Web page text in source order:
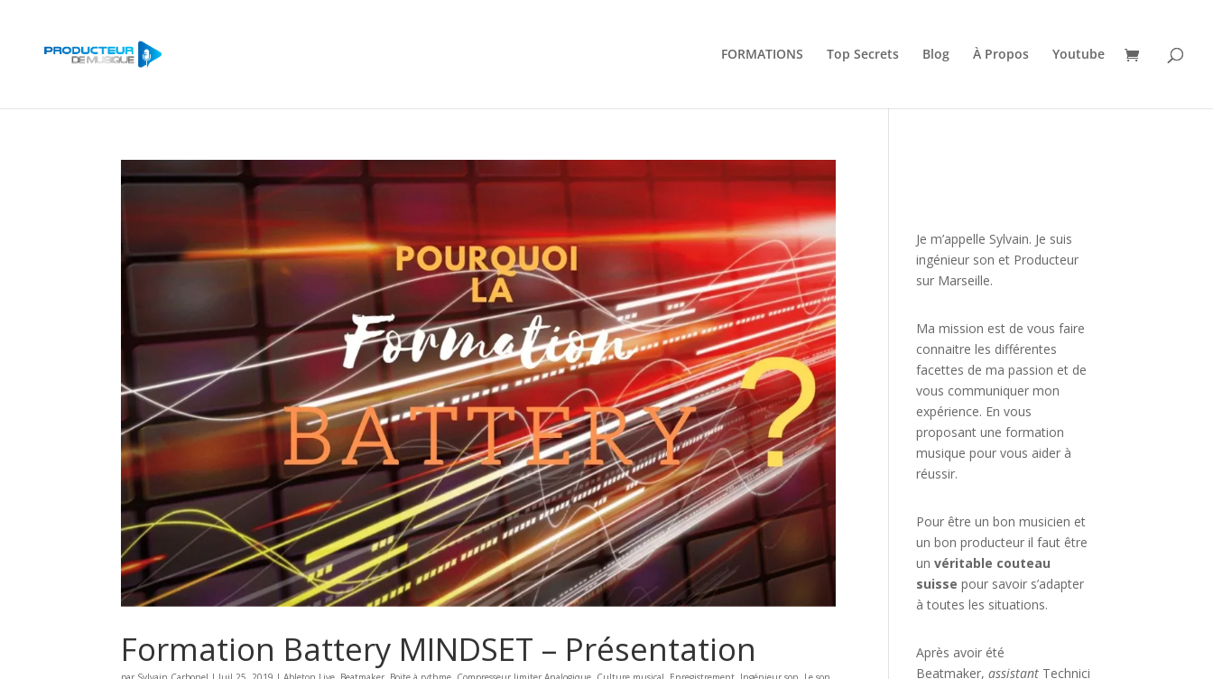
FORMATIONS Top Secrets Blog À Propos Youtube
Formation Battery MINDSET – Présentation
Je m’appelle Sylvain. Je suis
ingénieur son et Producteur
sur Marseille.
Ma mission est de vous faire
connaitre les différentes
facettes dema passion et de
vous communiquer mon
expérience. En vous
proposant une formation
musique pour vous aider à
réussir.
Pour être un bon musicien et
un bon producteur il faut être
unvéritable couteau
suisse pour savoir s’adapter
à toutes les situations.
Après avoir été
Beatmaker,assistant Technici